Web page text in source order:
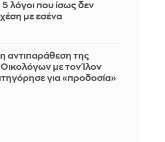
5 λόγοι που ίσως δεν
με εσένα
αντιπαράθεση της
με τον Ίλον
για «προδοσία»